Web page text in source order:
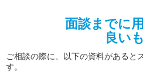
面談までに
良い
ご相談の際に、以下の資料があると
す。